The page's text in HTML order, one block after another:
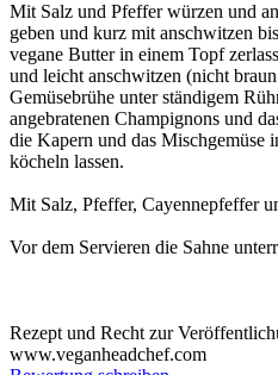
Mit Salz und Pfeffer würzen und
geben und kurz mit anschwitzen
vegane Butter in einem Topf
und leicht anschwitzen (nicht
Gemüsebrühe unter ständigem
angebratenen Champignons und
die Kapern und das Mischgemüse
köcheln lassen.
Mit Salz, Pfeffer, Cayennepfeffer
Vor dem Servieren die Sahne
Rezept und Recht zur
www.veganheadchef.com